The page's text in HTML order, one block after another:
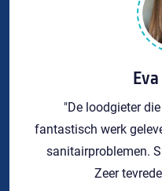
"De loodgieter
fantastisch werk
sanitairproblemen.
Zeer